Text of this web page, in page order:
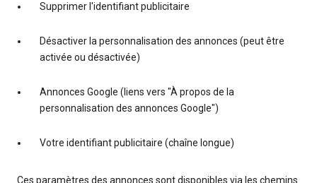
Supprimer l'identifiant publicitaire
Désactiver la personnalisation des annonces (peut être
activée ou désactivée)
Annonces Google (liens vers "À propos de la
personnalisation des annonces Google")
Votre identifiant publicitaire (chaîne longue)
Ces paramètres des annonces sont disponibles via les chemins